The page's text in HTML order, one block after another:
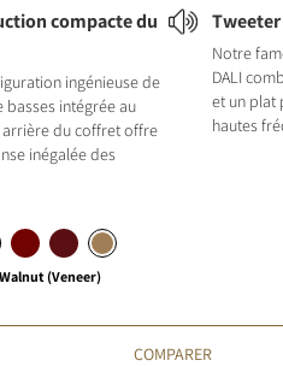
compacte du
ingénieuse de
basses intégrée au
arrière du coffret offre
inégalée des
Notre
DALI
et un plat
hautes
(Veneer)
COMPARER